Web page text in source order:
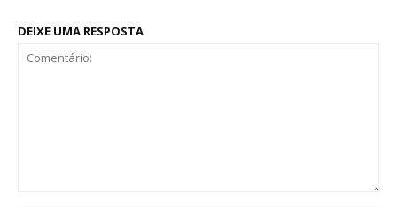
DEIXE UMA RESPOSTA